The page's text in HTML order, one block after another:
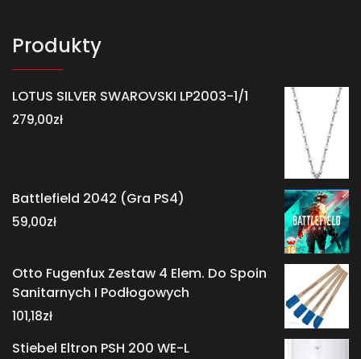
Produkty
LOTUS SILVER SWAROVSKI LP2003-1/1
279,00zł
Battlefield 2042 (Gra PS4)
59,00zł
Otto Fugenfux Zestaw 4 Elem. Do Spoin
Sanitarnych I Podłogowych
101,18zł
Stiebel Eltron PSH 200 WE-L